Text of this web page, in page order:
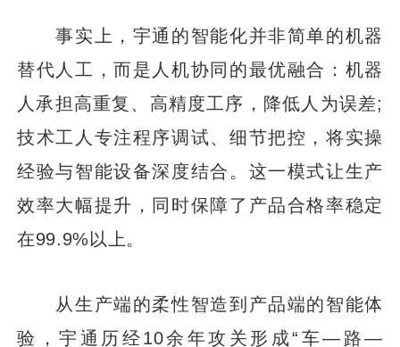
事实上，宇通的智能化并非简单的机器
替代人工，而是人机协同的最优融合：机器
人承担高重复、高精度工序，降低人为误差;
技术工人专注程序调试、细节把控，将实操
经验与智能设备深度结合。这一模式让生产
效率大幅提升，同时保障了产品合格率稳定
在99.9%以上。
从生产端的柔性智造到产品端的智能体
验，宇通历经10余年攻关形成“车—路—